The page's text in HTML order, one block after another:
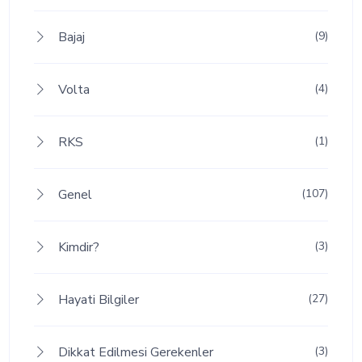
Bajaj (9)
Volta (4)
RKS (1)
Genel (107)
Kimdir? (3)
Hayati Bilgiler (27)
Dikkat Edilmesi Gerekenler (3)